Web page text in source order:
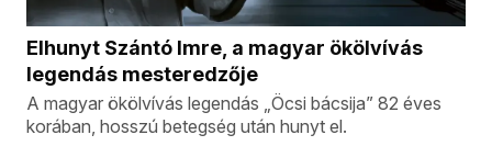
Elhunyt Szántó Imre, a magyar ökölvívás
legendás mesteredzője
A magyar ökölvívás legendás „Öcsi bácsija” 82 éves
korában, hosszú betegség után hunyt el.